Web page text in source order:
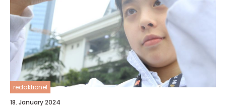
redaktionel
18. January 2024